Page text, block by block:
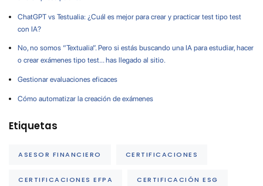
ChatGPT vs Testualia: ¿Cuál es mejor para crear y practicar test tipo test
con IA?
No, no somos “Textualia”. Pero si estás buscando una IA para estudiar, hacer
o crear exámenes tipo test… has llegado al sitio.
Gestionar evaluaciones eficaces
Cómo automatizar la creación de exámenes
Etiquetas
ASESOR FINANCIERO CERTIFICACIONES
CERTIFICACIONES EFPA CERTIFICACIÓN ESG